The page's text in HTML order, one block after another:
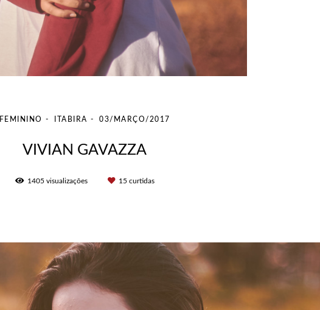
FEMININO ITABIRA 03/MARÇO/2017
VIVIAN GAVAZZA
1405 visualizações 15 curtidas